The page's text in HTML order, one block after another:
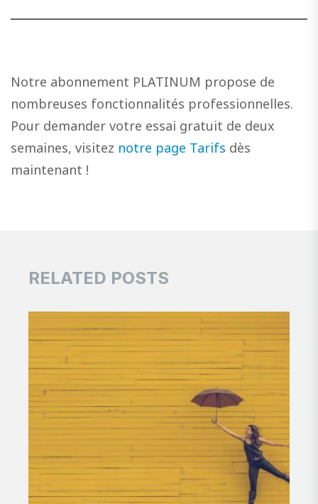
Notre abonnement PLATINUM propose de
nombreuses fonctionnalités professionnelles.
Pour demander votre essai gratuit de deux
semaines, visitez notre page Tarifs dès
maintenant !
RELATED POSTS